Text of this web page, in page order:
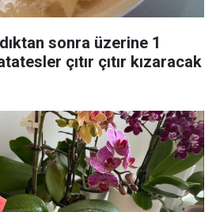
sonra üzerine 1
çıtır çıtır kızaracak